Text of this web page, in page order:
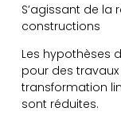
S’agissant de la
constructions
Les hypothèses
pour des
transformation
sont réduites.